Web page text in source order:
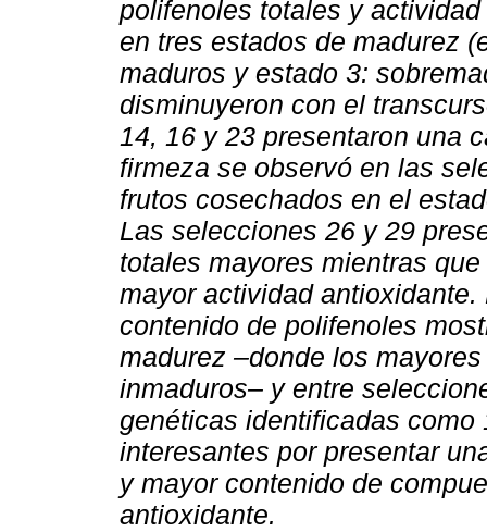
polifenoles totales y
en tres estados de madurez
maduros y estado 3:
disminuyeron con el
14, 16 y 23 presentaron una
firmeza se observó en las
frutos cosechados en el
Las selecciones 26 y 29
totales mayores mientras
mayor actividad
contenido de polifenoles
madurez –donde los
inmaduros– y entre
genéticas identificadas
interesantes por presentar
y mayor contenido de
antioxidante.